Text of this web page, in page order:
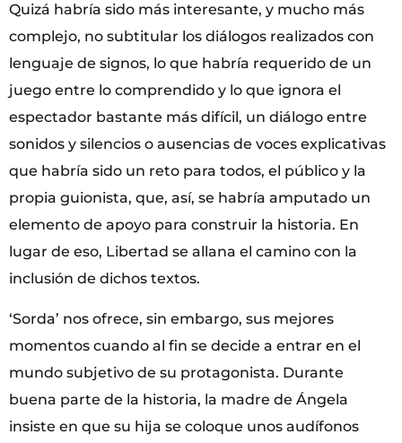
Quizá habría sido más interesante, y mucho más
complejo, no subtitular los diálogos realizados con
lenguaje de signos, lo que habría requerido de un
juego entre lo comprendido y lo que ignora el
espectador bastante más difícil, un diálogo entre
sonidos y silencios o ausencias de voces explicativas
que habría sido un reto para todos, el público y la
propia guionista, que, así, se habría amputado un
elemento de apoyo para construir la historia. En
lugar de eso, Libertad se allana el camino con la
inclusión de dichos textos.
‘Sorda’ nos ofrece, sin embargo, sus mejores
momentos cuando al fin se decide a entrar en el
mundo subjetivo de su protagonista. Durante
buena parte de la historia, la madre de Ángela
insiste en que su hija se coloque unos audífonos